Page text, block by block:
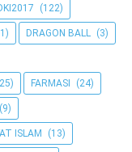
(122)
DRAGON BALL (3)
FARMASI (24)
(9)
ISLAM (13)